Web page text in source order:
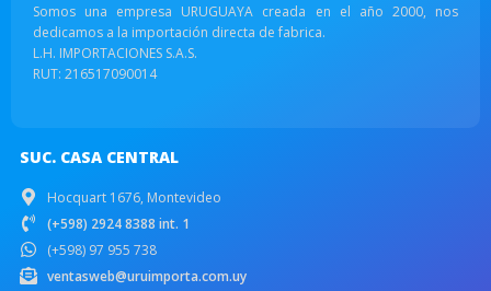
Somos una empresa URUGUAYA creada en el año 2000, nos
dedicamos a la importación directa de fabrica.
L.H. IMPORTACIONES S.A.S.
RUT: 216517090014
SUC. CASA CENTRAL
Hocquart 1676, Montevideo
(+598) 2924 8388 int. 1
(+598) 97 955 738
ventasweb@uruimporta.com.uy